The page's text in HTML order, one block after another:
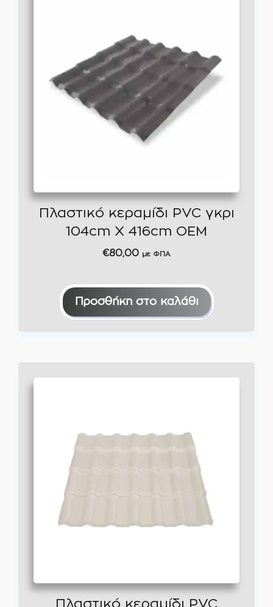
Πλαστικό κεραμίδι PVC γκρι
104cm Χ 416cm ΟΕΜ
€80,00 με ΦΠΑ
Προσθήκη στο καλάθι
Πλαστικό κεραμίδι PVC